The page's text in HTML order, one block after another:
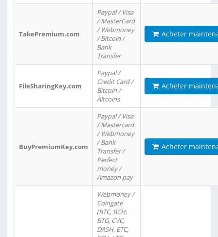
TakePremium.com
Paypal / Visa
/ MasterCard
/ Webmoney
/ Bitcoin /
Bank
Transfer
Acheter
FileSharingKey.com
Paypal /
Credit Card /
Bitcoin /
Altcoins
Acheter
BuyPremiumKey.com
Paypal / Visa
/ Mastercard
/ Webmoney
/ Bank
Transfer /
Perfect
money /
Amazon pay
Acheter
Webmoney /
Coingate
(BTC, BCH,
BTG, CVC,
DASH, ETC,